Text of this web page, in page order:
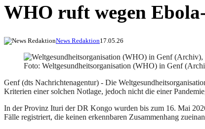
WHO ruft wegen
News Redaktion17.05.26
Foto: Weltgesundheitsorganisation (WHO) in Genf
Genf (dts Nachrichtenagentur) - Die
Kriterien einer solchen Notlage, jedoch nicht die einer
In der Provinz Ituri der DR Kongo wurden bis zum 16. Mai
Fälle registriert, die keinen erkennbaren Zusammenhang